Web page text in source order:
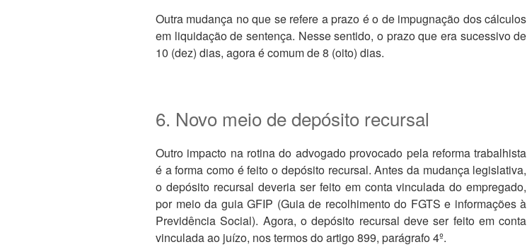
Outra mudança no que se refere a prazo é o de impugnação dos cálculos
em liquidação de sentença. Nesse sentido, o prazo que era sucessivo de
10 (dez) dias, agora é comum de 8 (oito) dias.
6. Novo meio de depósito recursal
Outro impacto na rotina do advogado provocado pela reforma trabalhista
é a forma como é feito o depósito recursal. Antes da mudança legislativa,
o depósito recursal deveria ser feito em conta vinculada do empregado,
por meio da guia GFIP (Guia de recolhimento do FGTS e informações à
Previdência Social). Agora, o depósito recursal deve ser feito em conta
vinculada ao juízo, nos termos do artigo 899, parágrafo 4º.